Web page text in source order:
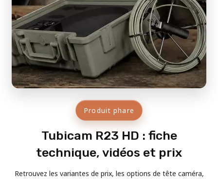
Produit phare
Tubicam R23 HD : fiche
technique, vidéos et prix
Retrouvez les variantes de prix, les options de tête caméra,